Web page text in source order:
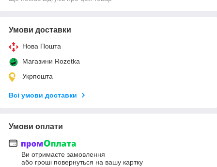
Умови доставки
Нова Пошта
Магазини Rozetka
Укрпошта
Всі умови доставки
Умови оплати
Ви отримаєте замовлення
або гроші повернуться на вашу картку